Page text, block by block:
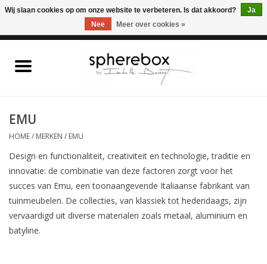
Home
MEUBELEN
KUNST
CADEAUBON
EMU
HOME/ MERKEN / EMU
Design en functionaliteit, creativiteit en technologie, traditie en
innovatie: de combinatie van deze factoren zorgt voor het
succes van Emu, een toonaangevende Italiaanse fabrikant van
tuinmeubelen. De collecties, van klassiek tot hedendaags, zijn
vervaardigd uit diverse materialen zoals metaal, aluminium en
batyline.
Wij slaan cookies op om onze website te verbeteren. Is dat akkoord?
Ja
Nee
Meer over cookies »
ONLINE WINKEL VOOR WOONACCESSOIRES, MEUBELEN & KUNST – GRATIS